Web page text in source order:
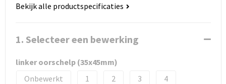
Bekijk alle productspecificaties
1. Selecteer een bewerking
linker oorschelp (35x45mm)
Onbewerkt
1 2 3 4